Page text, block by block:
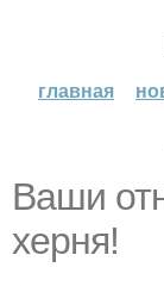
главная
Ваши
херня!